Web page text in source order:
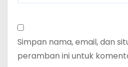
Simpan nama, email, dan
peramban ini untuk